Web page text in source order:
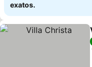
exatos.